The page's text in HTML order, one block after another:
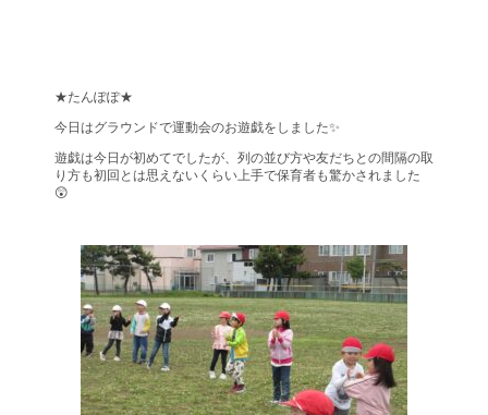
★たんぽぽ★
今日はグラウンドで運動会のお遊戯をしました✨
遊戯は今日が初めてでしたが、列の並び方や友だちとの間隔の取
り方も初回とは思えないくらい上手で保育者も驚かされました
😲